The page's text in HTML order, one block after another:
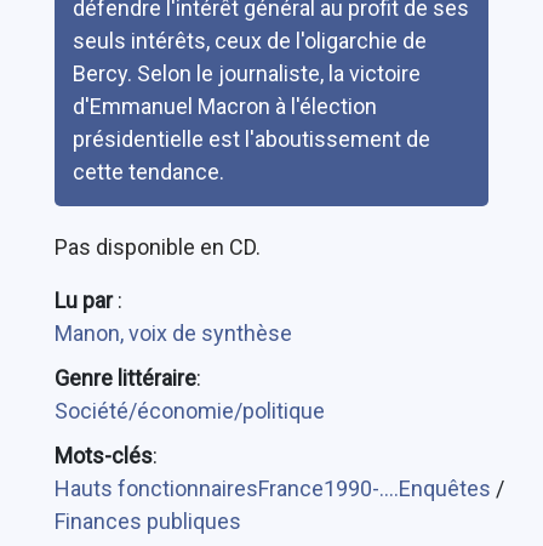
défendre l'intérêt général au profit de ses
seuls intérêts, ceux de l'oligarchie de
Bercy. Selon le journaliste, la victoire
d'Emmanuel Macron à l'élection
présidentielle est l'aboutissement de
cette tendance.
Pas disponible en CD.
Lu par:
Manon, voix de synthèse
Genre littéraire:
Société/économie/politique
Mots-clés:
Hauts fonctionnairesFrance1990-....Enquêtes /
Finances publiques